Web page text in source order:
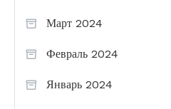
Март 2024
Февраль 2024
Январь 2024